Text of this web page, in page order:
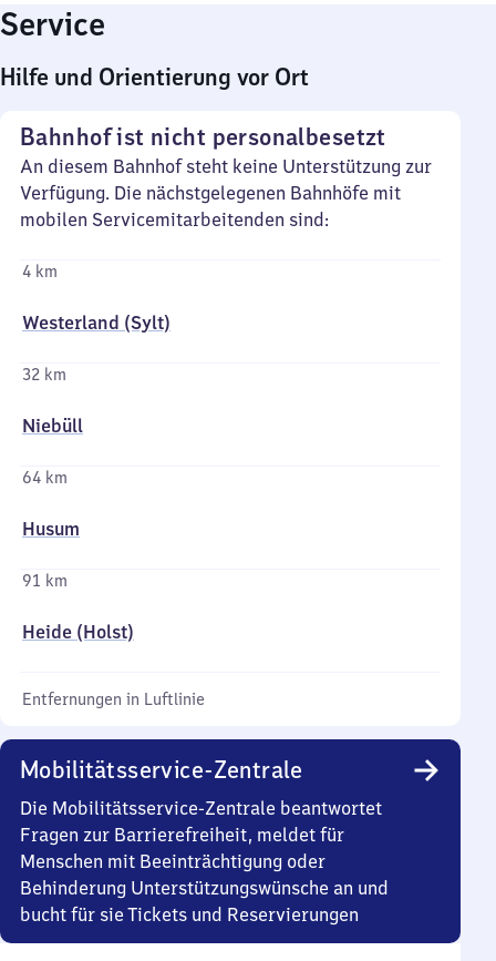
Service
Hilfe und Orientierung vor Ort
Bahnhof ist nicht personalbesetzt
An diesem Bahnhof steht keine Unterstützung zur
Verfügung. Die nächstgelegenen Bahnhöfe mit
mobilen Servicemitarbeitenden sind:
4 km
Westerland (Sylt)
32 km
Niebüll
64 km
Husum
91 km
Heide (Holst)
Entfernungen in Luftlinie
Mobilitätsservice-Zentrale
Die Mobilitätsservice-Zentrale beantwortet
Fragen zur Barrierefreiheit, meldet für
Menschen mit Beeinträchtigung oder
Behinderung Unterstützungswünsche an und
bucht für sie Tickets und Reservierungen